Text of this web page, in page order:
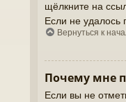
щёлкните на
Если не удалось
Вернуться к
Почему мне
Если вы не